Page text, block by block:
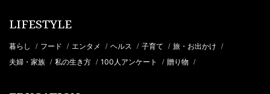
LIFESTYLE
暮らし / フード / エンタメ / ヘルス / 子育て / 旅・お出かけ /
夫婦・家族 / 私の生き方 / 100人アンケート / 贈り物 /